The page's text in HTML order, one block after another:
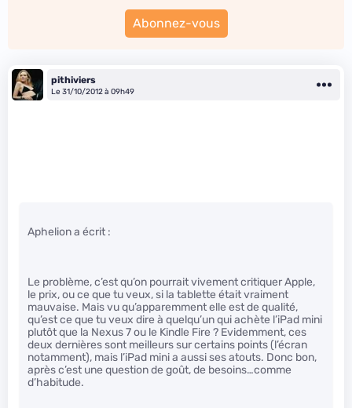
Abonnez-vous
pithiviers
Le 31/10/2012 à 09h49
Aphelion a écrit :
Le problème, c’est qu’on pourrait vivement critiquer Apple,
le prix, ou ce que tu veux, si la tablette était vraiment
mauvaise. Mais vu qu’apparemment elle est de qualité,
qu’est ce que tu veux dire à quelqu’un qui achète l’iPad mini
plutôt que la Nexus 7 ou le Kindle Fire ? Evidemment, ces
deux dernières sont meilleurs sur certains points (l’écran
notamment), mais l’iPad mini a aussi ses atouts. Donc bon,
après c’est une question de goût, de besoins…comme
d’habitude.